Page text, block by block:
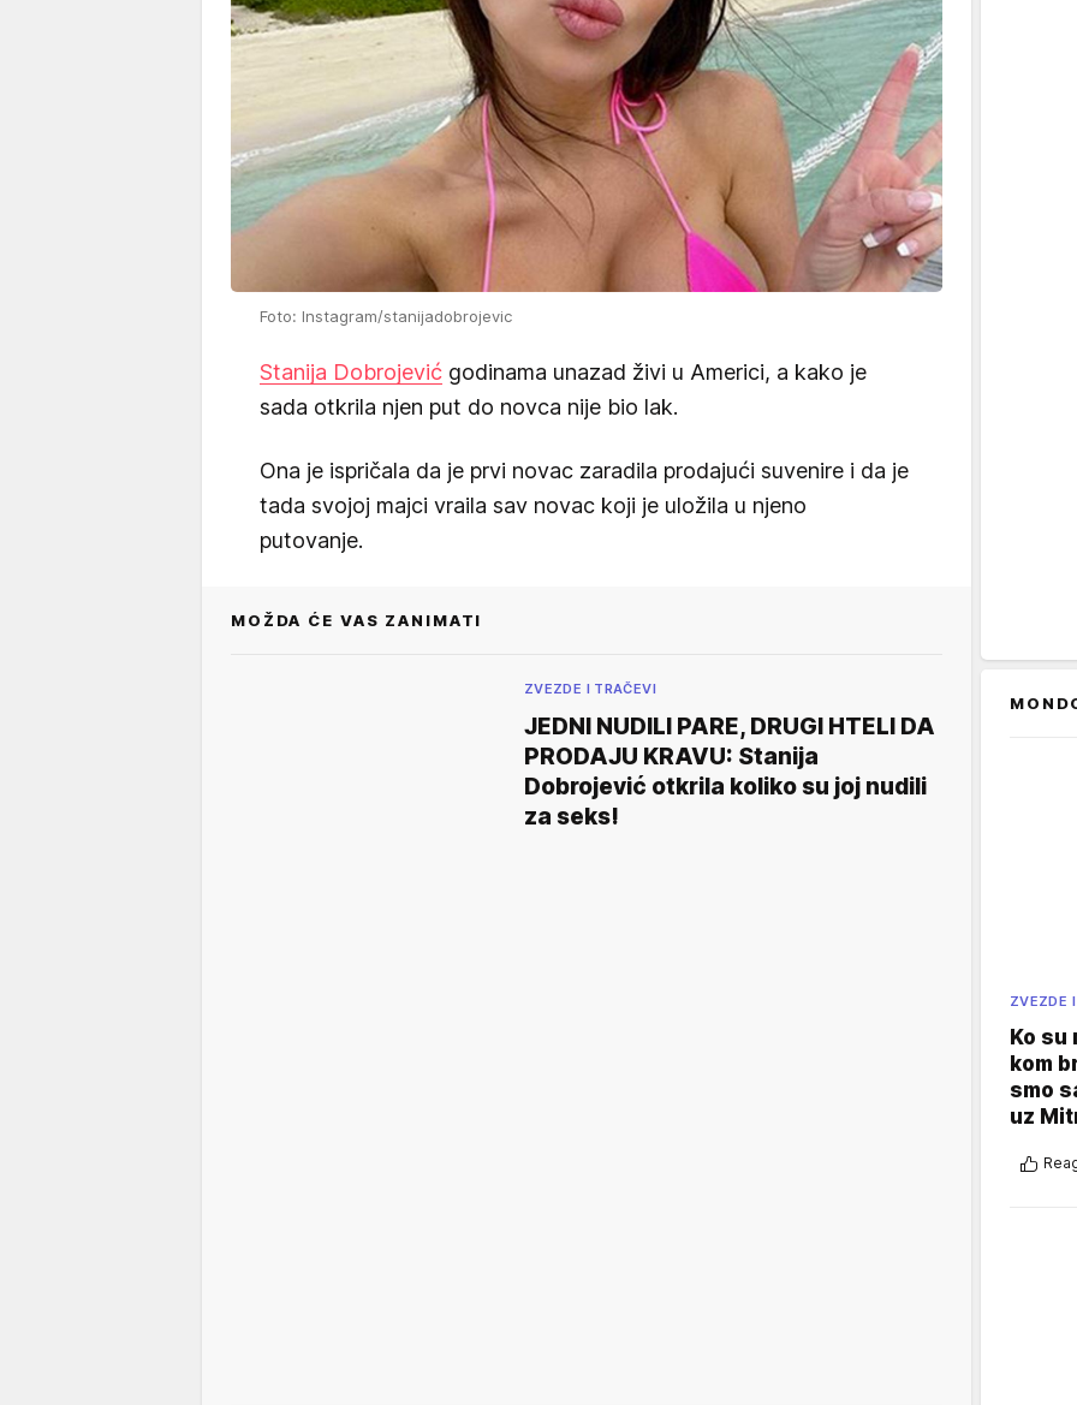
Foto: Instagram/stanijadobrojevic
Stanija Dobrojević godinama unazad živi u Americi, a kako je
sada otkrila njen put do novca nije bio lak.
Ona je ispričala da je prvi novac zaradila prodajući suvenire i da je
tada svojoj majci vraila sav novac koji je uložila u njeno
putovanje.
MOŽDA ĆE VAS ZANIMATI
ZVEZDE I TRAČEVI
JEDNI NUDILI PARE, DRUGI HTELI DA
PRODAJU KRAVU: Stanija
Dobrojević otkrila koliko su joj nudili
za seks!
ZVEZDE
Ko su
kom
smo
uz